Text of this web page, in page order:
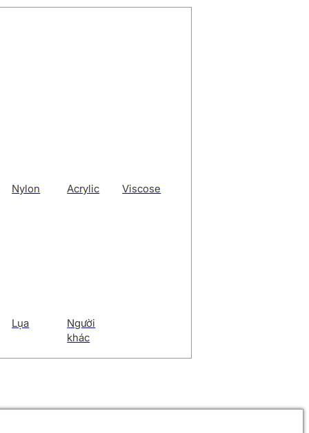
Nylon Acrylic Viscose
Lụa
Người
khác